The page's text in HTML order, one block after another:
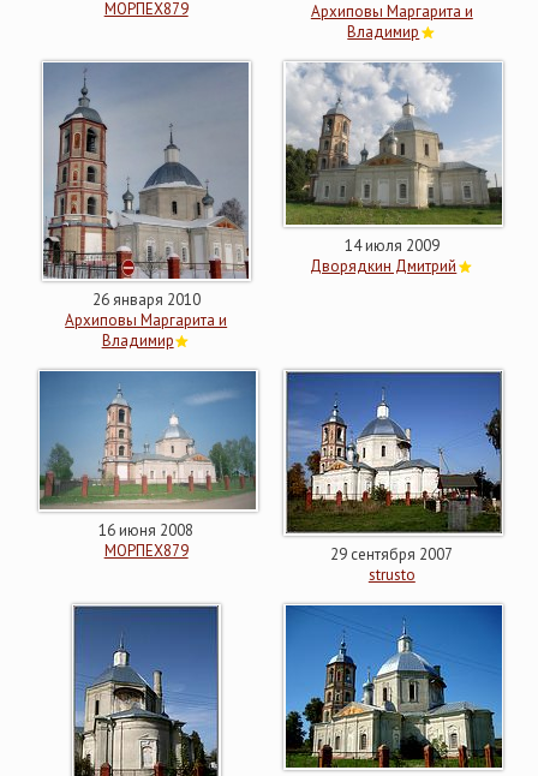
МОРПЕХ879
Архиповы Маргарита и
Владимир
26 января 2010
Архиповы Маргарита и
Владимир
14 июля 2009
Дворядкин Дмитрий
16 июня 2008
МОРПЕХ879
29 сентября 2007
strusto